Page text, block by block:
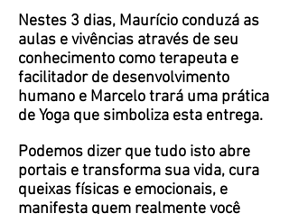
Nestes 3 dias, Maurício conduzá as
aulas e vivências através de seu
conhecimento como terapeuta e
facilitador de desenvolvimento
humano e Marcelo trará uma prática
de Yoga que simboliza esta entrega.
Podemos dizer que tudo isto abre
portais e transforma sua vida, cura
queixas físicas e emocionais, e
manifesta quem realmente você